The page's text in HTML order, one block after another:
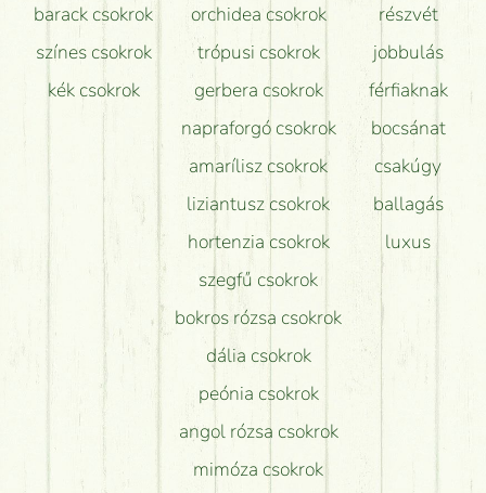
barack csokrok
színes csokrok
kék csokrok
orchidea csokrok
trópusi csokrok
gerbera csokrok
napraforgó csokrok
amarílisz csokrok
liziantusz csokrok
hortenzia csokrok
szegfű csokrok
bokros rózsa csokrok
dália csokrok
peónia csokrok
angol rózsa csokrok
mimóza csokrok
részvét
jobbulás
férfiaknak
bocsánat
csakúgy
ballagás
luxus